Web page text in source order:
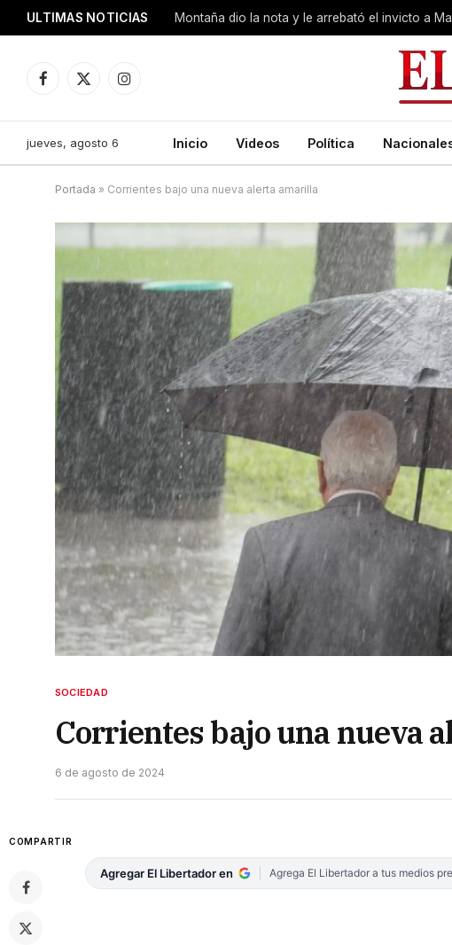
ULTIMAS NOTICIAS Montaña dio la nota y le arrebató el invicto a
Facebook
X
Instagram
jueves, agosto 6 Inicio Videos Política
Portada » Corrientes bajo una nueva alerta amarilla
SOCIEDAD
Corrientes bajo una nueva
6 de agosto de 2024
COMPARTIR
Agregar El Libertador en Agrega El Libertador a tus medios